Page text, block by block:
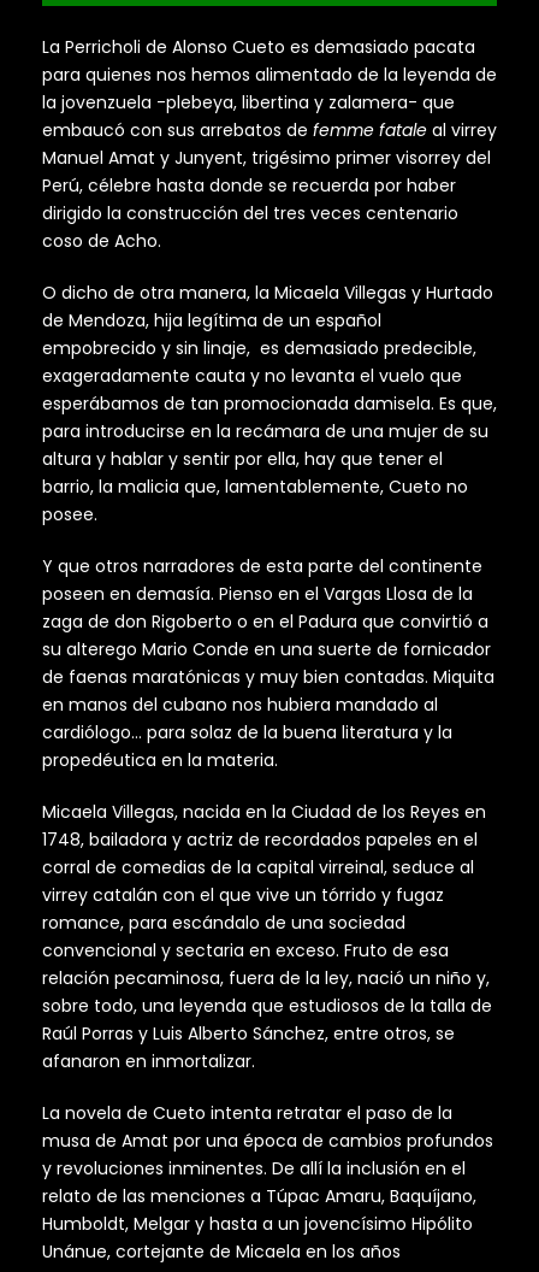
La Perricholi de Alonso Cueto es demasiado pacata
para quienes nos hemos alimentado de la leyenda de
la jovenzuela -plebeya, libertina y zalamera- que
embaucó con sus arrebatos de femme fatale al virrey
Manuel Amat y Junyent, trigésimo primer visorrey del
Perú, célebre hasta donde se recuerda por haber
dirigido la construcción del tres veces centenario
coso de Acho.
O dicho de otra manera, la Micaela Villegas y Hurtado
de Mendoza, hija legítima de un español
empobrecido y sin linaje, es demasiado predecible,
exageradamente cauta y no levanta el vuelo que
esperábamos de tan promocionada damisela. Es que,
para introducirse en la recámara de una mujer de su
altura y hablar y sentir por ella, hay que tener el
barrio, la malicia que, lamentablemente, Cueto no
posee.
Y que otros narradores de esta parte del continente
poseen en demasía. Pienso en el Vargas Llosa de la
zaga de don Rigoberto o en el Padura que convirtió a
su alterego Mario Conde en una suerte de fornicador
de faenas maratónicas y muy bien contadas. Miquita
en manos del cubano nos hubiera mandado al
cardiólogo… para solaz de la buena literatura y la
propedéutica en la materia.
Micaela Villegas, nacida en la Ciudad de los Reyes en
1748, bailadora y actriz de recordados papeles en el
corral de comedias de la capital virreinal, seduce al
virrey catalán con el que vive un tórrido y fugaz
romance, para escándalo de una sociedad
convencional y sectaria en exceso. Fruto de esa
relación pecaminosa, fuera de la ley, nació un niño y,
sobre todo, una leyenda que estudiosos de la talla de
Raúl Porras y Luis Alberto Sánchez, entre otros, se
afanaron en inmortalizar.
La novela de Cueto intenta retratar el paso de la
musa de Amat por una época de cambios profundos
y revoluciones inminentes. De allí la inclusión en el
relato de las menciones a Túpac Amaru, Baquíjano,
Humboldt, Melgar y hasta a un jovencísimo Hipólito
Unánue, cortejante de Micaela en los años